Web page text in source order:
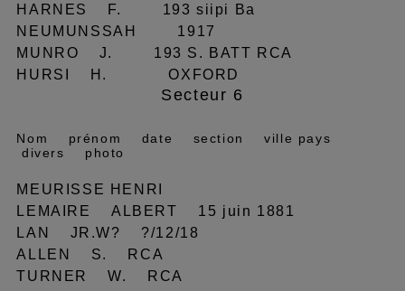
HARNES F. 193 siipi Ba
NEUMUNSSAH 1917
MUNRO J. 193 S. BATT RCA
HURSI H. OXFORD
Secteur 6
Nom prénom date section ville pays
divers photo
MEURISSE HENRI
LEMAIRE ALBERT 15 juin 1881
LAN JR.W? ?/12/18
ALLEN S. RCA
TURNER W. RCA